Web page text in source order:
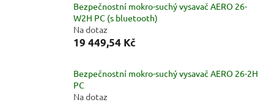
Bezpečnostní mokro-suchý vysavač AERO 26-
W2H PC (s bluetooth)
Na dotaz
19 449,54 Kč
Bezpečnostní mokro-suchý vysavač AERO 26-2H
PC
Na dotaz